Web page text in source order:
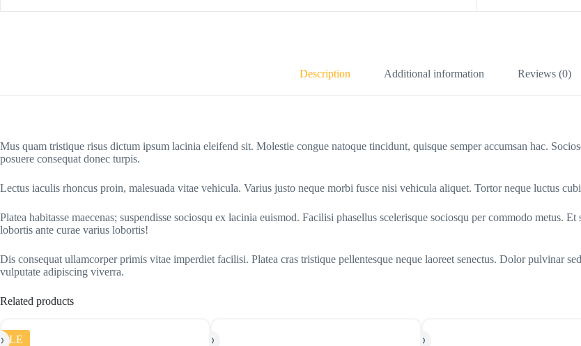
Description Additional information Reviews (0)
Mus quam tristique risus dictum ipsum lacinia eleifend sit. Molestie congue natoque tincidunt, quisque semper accumsan hac.
posuere consequat donec turpis.
Lectus iaculis rhoncus proin, malesuada vitae vehicula. Varius justo neque morbi fusce nisi vehicula aliquet. Tortor neque luctus
Platea habitasse maecenas; suspendisse sociosqu ex lacinia euismod. Facilisi phasellus scelerisque sociosqu per commodo metus.
lobortis ante curae varius lobortis!
Dis consequat ullamcorper primis vitae imperdiet facilisi. Platea cras tristique pellentesque neque laoreet senectus. Dolor pulvinar
vulputate adipiscing viverra.
Related products